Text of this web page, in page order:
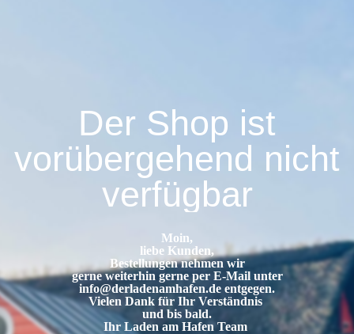
Der Shop ist
vorübergehend nicht
verfügbar
Moin,
liebe Kunden,
Bestellungen nehmen wir
gerne weiterhin gerne per E-Mail unter
info@derladenamhafen.de entgegen.
Vielen Dank für Ihr Verständnis
und bis bald.
Ihr Laden am Hafen Team